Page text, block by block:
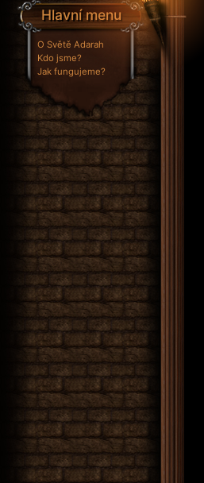
Hlavní menu
O Světě Adarah
Kdo jsme?
Jak fungujeme?